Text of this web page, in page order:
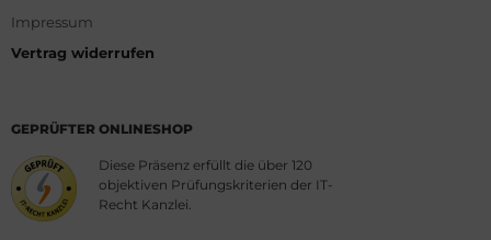
Impressum
Vertrag widerrufen
GEPRÜFTER ONLINESHOP
Diese Präsenz erfüllt die über 120
objektiven Prüfungskriterien der IT-
Recht Kanzlei.